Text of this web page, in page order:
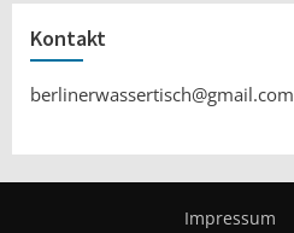
Kontakt
berlinerwassertisch@gmail.com
Impressum